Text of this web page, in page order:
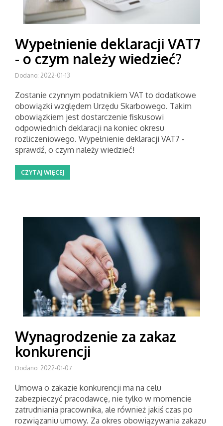
Wypełnienie deklaracji VAT7
- o czym należy wiedzieć?
Dodano: 2022-01-13
Zostanie czynnym podatnikiem VAT to dodatkowe
obowiązki względem Urzędu Skarbowego. Takim
obowiązkiem jest dostarczenie fiskusowi
odpowiednich deklaracji na koniec okresu
rozliczeniowego. Wypełnienie deklaracji VAT7 -
sprawdź, o czym należy wiedzieć!
CZYTAJ WIĘCEJ
Wynagrodzenie za zakaz
konkurencji
Dodano: 2022-01-07
Umowa o zakazie konkurencji ma na celu
zabezpieczyć pracodawcę, nie tylko w momencie
zatrudniania pracownika, ale również jakiś czas po
rozwiązaniu umowy. Za okres obowiązywania zakazu